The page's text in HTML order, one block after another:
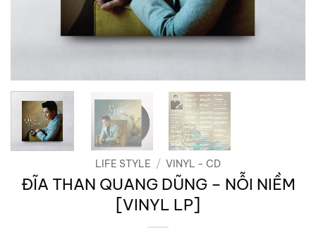
LIFE STYLE / VINYL - CD
ĐĨA THAN QUANG DŨNG – NỖI NIỀM
[VINYL LP]